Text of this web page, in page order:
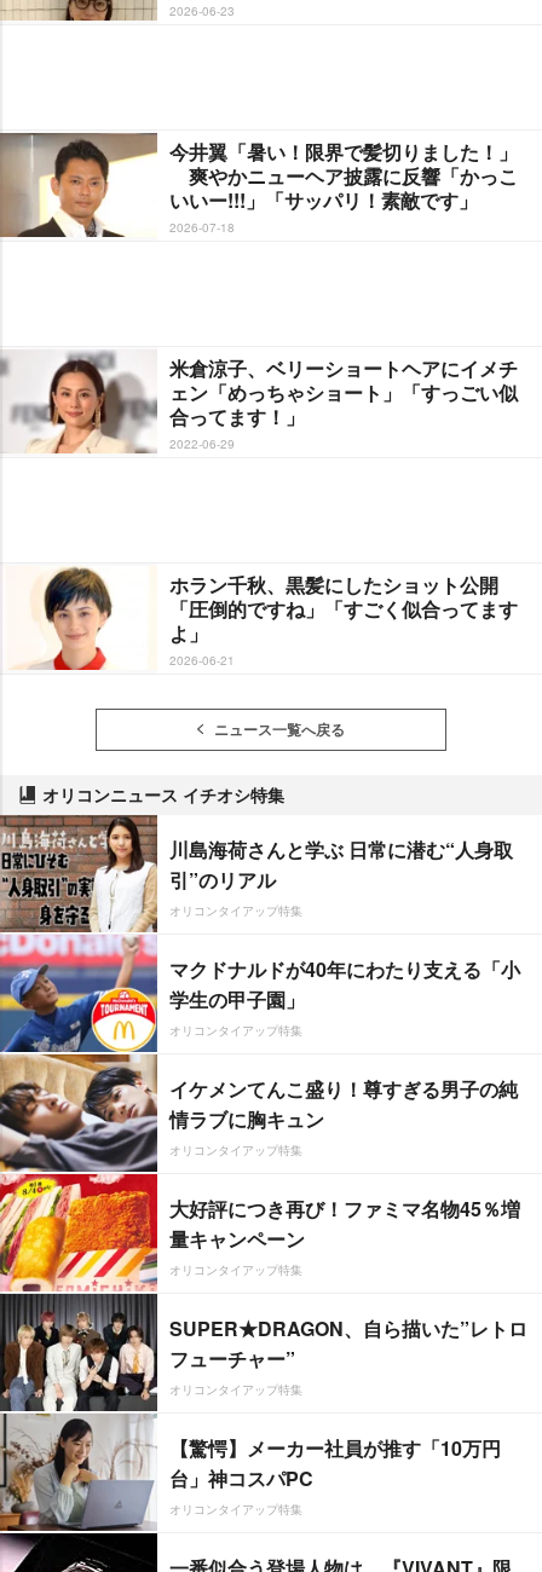
2026-06-23
今井翼「暑い！限界で髪切りました！」
爽やかニューヘア披露に反響「かっこ
いいー!!!」「サッパリ！素敵です」
2026-07-18
米倉涼子、ベリーショートヘアにイメチ
ェン「めっちゃショート」「すっごい似
合ってます！」
2022-06-29
ホラン千秋、黒髪にしたショット公開
「圧倒的ですね」「すごく似合ってます
よ」
2026-06-21
ニュース一覧へ戻る
オリコンニュース イチオシ特集
川島海荷さんと学ぶ 日常に潜む“人身取
引”のリアル
オリコンタイアップ特集
マクドナルドが40年にわたり支える「小
学生の甲子園」
オリコンタイアップ特集
イケメンてんこ盛り！尊すぎる男子の純
情ラブに胸キュン
オリコンタイアップ特集
大好評につき再び！ファミマ名物45％増
量キャンペーン
オリコンタイアップ特集
SUPER★DRAGON、自ら描いた”レトロ
フューチャー”
オリコンタイアップ特集
【驚愕】メーカー社員が推す「10万円
台」神コスパPC
オリコンタイアップ特集